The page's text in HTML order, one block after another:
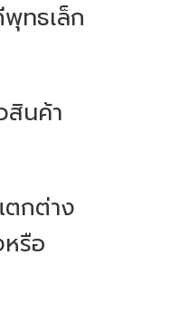
ทธเล็ก
สินค้า
ตกต่าง
รือ